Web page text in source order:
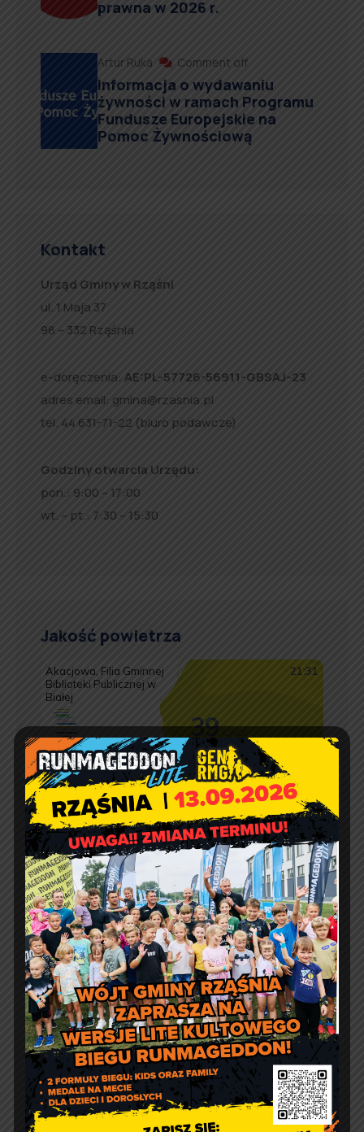
prawna w 2026 r.
Artur Ruka Comment off
Informacja o wydawaniu
żywności w ramach Programu
Fundusze Europejskie na
Pomoc Żywnościową
Kontakt
Urząd Gminy w Rząśni
ul. 1 Maja 37
98 – 332 Rząśnia
e-doręczenia: AE:PL-57726-56911-GBSAJ-23
adres email: gmina@rzasnia.pl
tel. 44 631-71-22 (biuro podawcze)
Godziny otwarcia Urzędu:
pon.: 9:00 – 17:00
wt. – pt.: 7:30 – 15:30
Jakość powietrza